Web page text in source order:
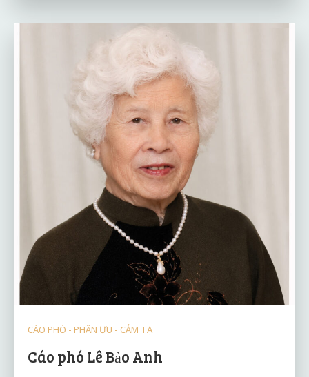
CÁO PHÓ - PHÂN ƯU - CẢM TẠ
Cáo phó Lê Bảo Anh